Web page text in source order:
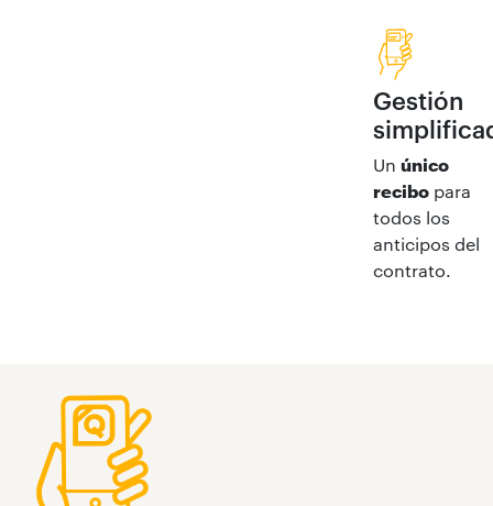
Gestión
Un único
recibopara
todos los
anticipos del
contrato.